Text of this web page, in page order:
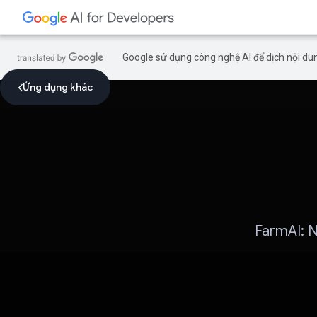
Google sử dụng công nghệ AI để dịch nội
Ứng dụng khác
FarmAI: